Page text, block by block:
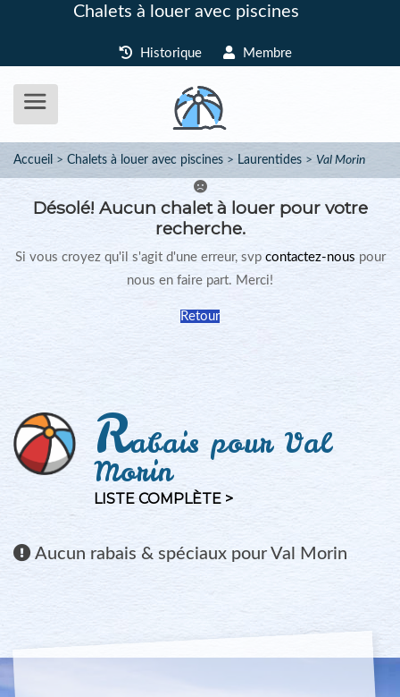
Chalets à louer avec piscines
Historique Membre
Accueil Chalets à louer avec piscines Laurentides Val Morin
Désolé! Aucun chalet à louer pour votre
recherche.
Si vous croyez qu'il s'agit d'une erreur, svp contactez-nous pour
nous en faire part. Merci!
Retour
Rabais pour Val
Morin
LISTE COMPLÈTE >
Aucun rabais & spéciaux pour Val Morin